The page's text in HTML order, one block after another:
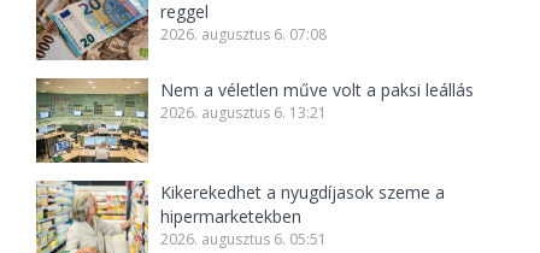
reggel
2026. augusztus 6. 07:08
Nem a véletlen műve volt a paksi leállás
2026. augusztus 6. 13:21
Kikerekedhet a nyugdíjasok szeme a
hipermarketekben
2026. augusztus 6. 05:51